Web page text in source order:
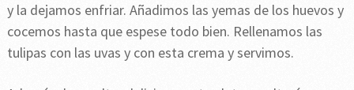
y la dejamos enfriar. Añadimos las yemas de los huevos y
cocemos hasta que espese todo bien. Rellenamos las
tulipas con las uvas y con esta crema y servimos.